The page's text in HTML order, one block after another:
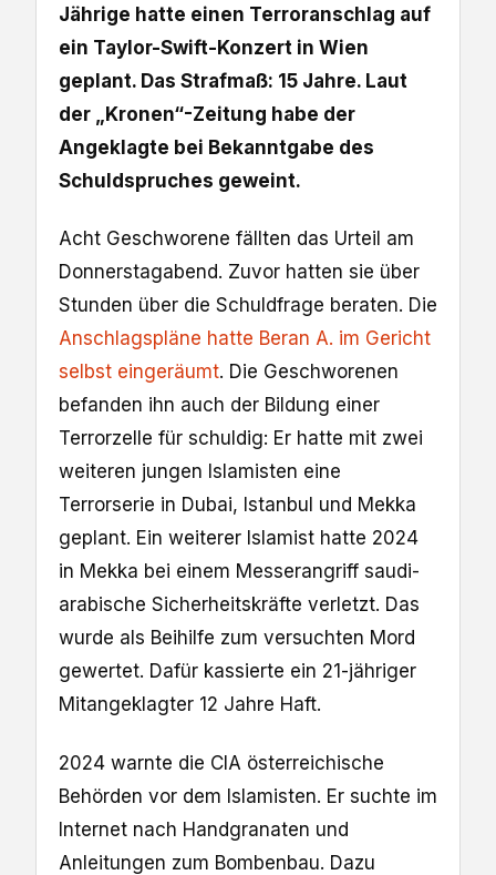
Jährige hatte einen Terroranschlag auf
ein Taylor-Swift-Konzert in Wien
geplant. Das Strafmaß: 15 Jahre. Laut
der „Kronen“-Zeitung habe der
Angeklagte bei Bekanntgabe des
Schuldspruches geweint.
Acht Geschworene fällten das Urteil am
Donnerstagabend. Zuvor hatten sie über
Stunden über die Schuldfrage beraten. Die
Anschlagspläne hatte Beran A. im Gericht
selbst eingeräumt. Die Geschworenen
befanden ihn auch der Bildung einer
Terrorzelle für schuldig: Er hatte mit zwei
weiteren jungen Islamisten eine
Terrorserie in Dubai, Istanbul und Mekka
geplant. Ein weiterer Islamist hatte 2024
in Mekka bei einem Messerangriff saudi-
arabische Sicherheitskräfte verletzt. Das
wurde als Beihilfe zum versuchten Mord
gewertet. Dafür kassierte ein 21-jähriger
Mitangeklagter 12 Jahre Haft.
2024 warnte die CIA österreichi­sche
Behörden vor dem Islamisten. Er suchte im
Internet nach Handgranaten und
Anleitungen zum Bombenbau. Dazu